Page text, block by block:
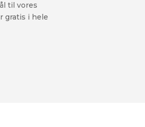
til vores
gratis i hele